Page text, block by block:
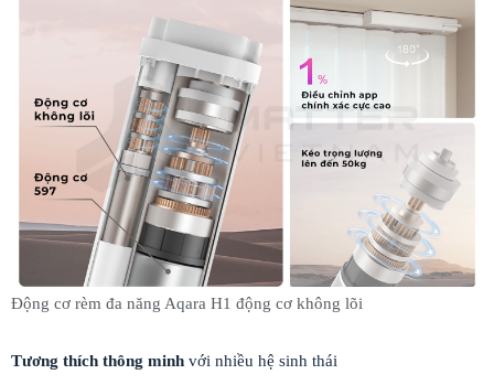
Động cơ rèm đa năng Aqara H1 động cơ không lõi
Tương thích thông minh với nhiều hệ sinh thái